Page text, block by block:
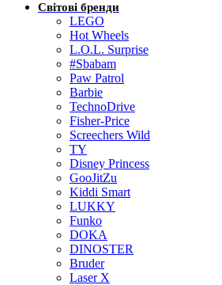
Світові бренди
LEGO
Hot Wheels
L.O.L. Surprise
#Sbabam
Paw Patrol
Barbie
TechnoDrive
Fisher-Price
Screechers Wild
TY
Disney Princess
GooJitZu
Kiddi Smart
LUKKY
Funko
DOKA
DINOSTER
Bruder
Laser X